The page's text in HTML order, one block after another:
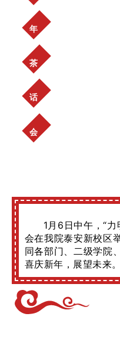
年
茶
话
会
1月6日中午，“
会在我院泰安新校区
同各部门、二级学院
喜庆新年，展望未来